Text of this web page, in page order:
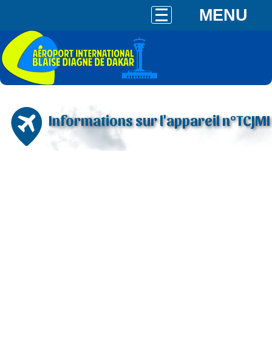
MENU
Informations sur l'appareil n°TCJMI